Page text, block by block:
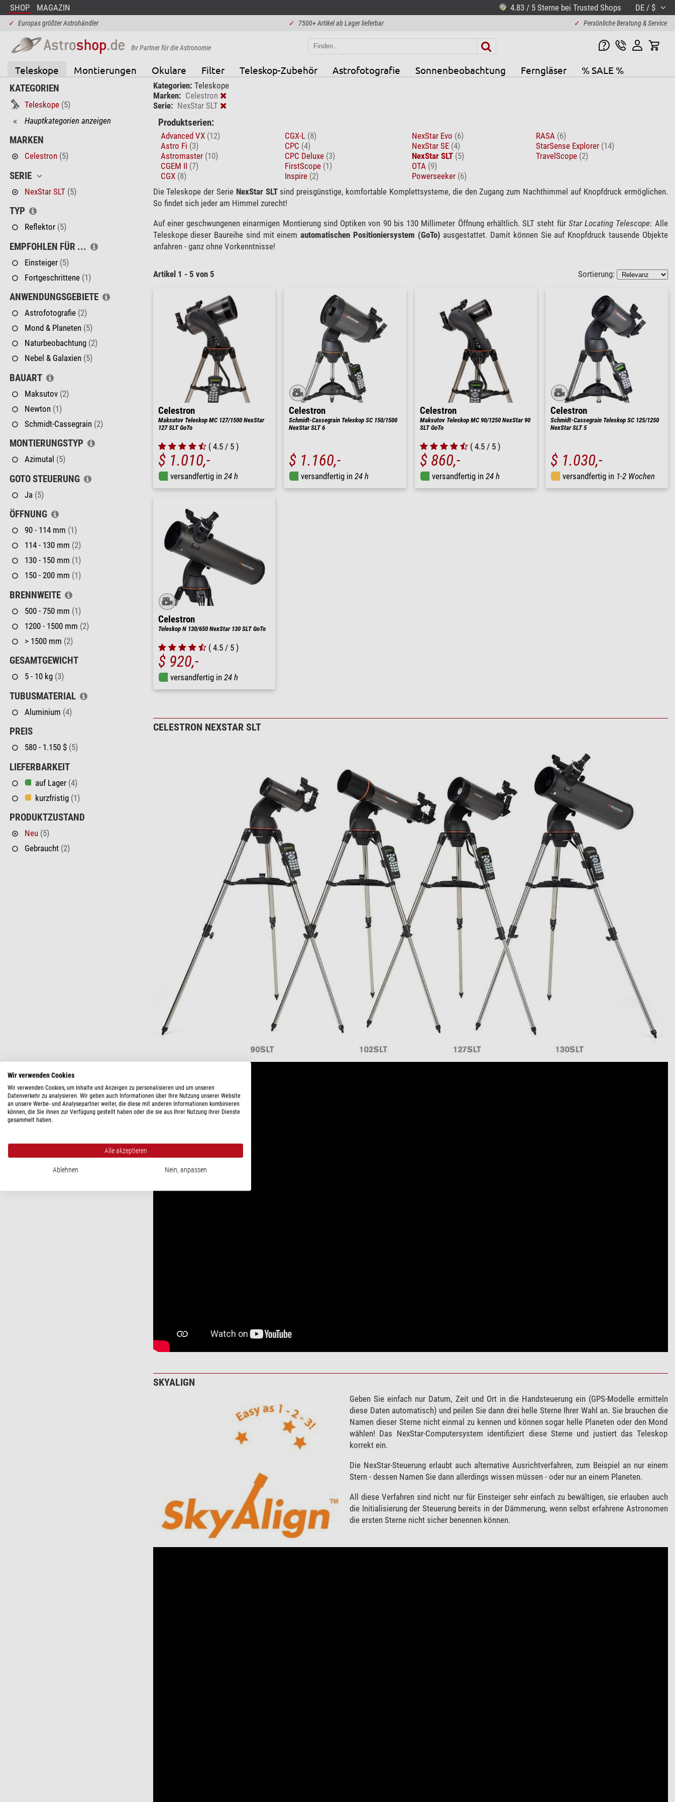
SHOP MAGAZIN 4.83 / 5 Sterne bei Trusted Shops DE / $
✓ Europas größter Astrohändler ✓ 7500+ Artikel ab Lager lieferbar ✓ Persönliche Beratung & Service
Ihr Partner für die Astronomie
Teleskope Montierungen Okulare Filter Teleskop-Zubehör Astrofotografie Sonnenbeobachtung Ferngläser % SALE %
KATEGORIEN
Teleskope (5)
Hauptkategorien anzeigen
MARKEN
Celestron (5)
SERIE
NexStar SLT (5)
TYP
Reflektor (5)
EMPFOHLEN FÜR ...
Einsteiger (5)
Fortgeschrittene (1)
ANWENDUNGSGEBIETE
Astrofotografie (2)
Mond & Planeten (5)
Naturbeobachtung (2)
Nebel & Galaxien (5)
BAUART
Maksutov (2)
Newton (1)
Schmidt-Cassegrain (2)
MONTIERUNGSTYP
Azimutal (5)
GOTO STEUERUNG
Ja (5)
ÖFFNUNG
90 - 114 mm (1)
114 - 130 mm (2)
130 - 150 mm (1)
150 - 200 mm (1)
BRENNWEITE
500 - 750 mm (1)
1200 - 1500 mm (2)
> 1500 mm (2)
GESAMTGEWICHT
5 - 10 kg (3)
TUBUSMATERIAL
Aluminium (4)
PREIS
580 - 1.150 $ (5)
LIEFERBARKEIT
auf Lager (4)
kurzfristig (1)
PRODUKTZUSTAND
Neu (5)
Gebraucht (2)
Kategorien: Teleskope
Marken: Celestron
Serie: NexStar SLT
Produktserien:
Advanced VX (12)
Astro Fi (3)
Astromaster (10)
CGEM II (7)
CGX (8)
CGX-L (8)
CPC (4)
CPC Deluxe (3)
FirstScope (1)
Inspire (2)
NexStar Evo (6)
NexStar SE (4)
NexStar SLT (5)
OTA (9)
Powerseeker (6)
RASA (6)
StarSense Explorer (14)
TravelScope (2)
Die Teleskope der Serie NexStar SLTsind preisgünstige, komfortable Komplettsysteme, die den Zugang zum Nachthimmel auf Knopfdruck ermöglichen.
So findet sich jeder am Himmel zurecht!
Auf einer geschwungenen einarmigen Montierung sind Optiken von 90 bis 130 Millimeter Öffnung erhältlich. SLT steht für Star Locating Telescope: Alle
Teleskope dieser Baureihe sind mit einem automatischen Positioniersystem (GoTo) ausgestattet. Damit können Sie auf Knopfdruck tausende Objekte
anfahren - ganz ohne Vorkenntnisse!
Artikel 1 - 5 von 5 Sortierung:
Celestron
Maksutov Teleskop MC 127/1500 NexStar
127 SLT GoTo
( 4.5 / 5 )
$ 1.010,-
versandfertig in 24 h
Celestron
Schmidt-Cassegrain Teleskop SC 150/1500
NexStar SLT 6
$ 1.160,-
versandfertig in 24 h
Celestron
Maksutov Teleskop MC 90/1250 NexStar 90
SLT GoTo
( 4.5 / 5 )
$ 860,-
versandfertig in 24 h
Celestron
Schmidt-Cassegrain Teleskop SC 125/1250
NexStar SLT 5
$ 1.030,-
versandfertig in 1-2 Wochen
Celestron
Teleskop N 130/650 NexStar 130 SLT GoTo
( 4.5 / 5 )
$ 920,-
versandfertig in 24 h
CELESTRON NEXSTAR SLT
SKYALIGN
Geben Sie einfach nur Datum, Zeit und Ort in die Handsteuerung ein (GPS-Modelle ermitteln
diese Daten automatisch) und peilen Sie dann drei helle Sterne Ihrer Wahl an. Sie brauchen die
Namen dieser Sterne nicht einmal zu kennen und können sogar helle Planeten oder den Mond
wählen! Das NexStar-Computersystem identifiziert diese Sterne und justiert das Teleskop
korrekt ein.
Die NexStar-Steuerung erlaubt auch alternative Ausrichtverfahren, zum Beispiel an nur einem
Stern - dessen Namen Sie dann allerdings wissen müssen - oder nur an einem Planeten.
All diese Verfahren sind nicht nur für Einsteiger sehr einfach zu bewältigen, sie erlauben auch
die Initialisierung der Steuerung bereits in der Dämmerung, wenn selbst erfahrene Astronomen
die ersten Sterne nicht sicher benennen können.
Wir verwenden Cookies
Wir verwenden Cookies, um Inhalte und Anzeigen zu personalisieren und um unseren
Datenverkehr zu analysieren. Wir geben auch Informationen über Ihre Nutzung unserer Website
an unsere Werbe- und Analysepartner weiter, die diese mit anderen Informationen kombinieren
können, die Sie ihnen zur Verfügung gestellt haben oder die sie aus Ihrer Nutzung ihrer Dienste
gesammelt haben.
Alle akzeptieren
Ablehnen Nein, anpassen